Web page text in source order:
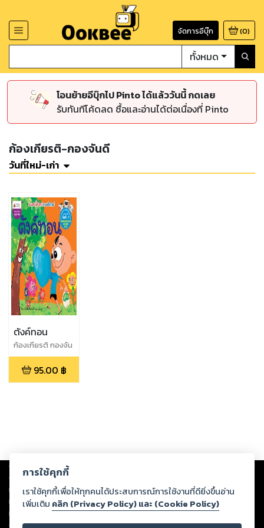
จัดการอีบุ๊ก (0)
ทั้งหมด
โอนย้ายอีบุ๊กไป Pinto ได้แล้ววันนี้ กดเลย
รับทันทีโค้ดลด ซื้อและอ่านได้ต่อเนื่องที่ Pinto
ก้องเกียรติ-กองจันดี
วันที่ใหม่-เก่า
ตังค์ทอน
ก้องเกียรติ กองจัน
ดี
95.00 ฿
Copyright © 2026
ต่อผลงานหรือเนื้อหาใดที่อัปโหลดผ่านเว็บไซต์และปรากฏว่าละเมิดสิทธิใน
ทรัพย์สินทางปัญญาของบุคคลอื่นหรือขัดต่อกฎหมายและศีลธรรม ดังนั้น ผู้อ่าน
ทุกท่านโปรดใช้วิจารณญาณในการกลั่นกรองด้วยตนเอง และหากท่านพบว่าส่วน
หนึ่งส่วนใดขัดต่อกฎหมายและศีลธรรม กรุณาแจ้งมายังบริษัท เพื่อทีมงานจะได้
ดำเนินการในทันที ทั้งนี้ ทางสตอรี่ล็อกขอสงวนลิขสิทธิ์ตามพระราชบัญญัติ
การใช้คุกกี้
เราใช้คุกกี้เพื่อให้ทุกคนได้ประสบการณ์การใช้งานที่ดียิ่งขึ้นอ่าน
เพิ่มเติม คลิก (Privacy Policy) และ (Cookie Policy)